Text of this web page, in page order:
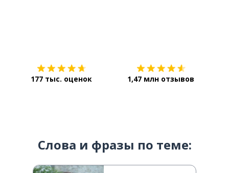
177 тыс. оценок 1,47 млн отзывов
Слова и фразы по теме: